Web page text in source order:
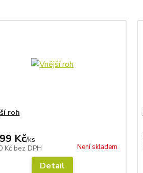
roh
Kč/ks
Kč bez DPH Není skladem
Detail